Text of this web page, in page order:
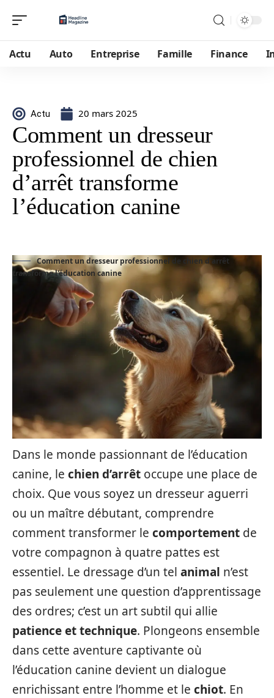
Actu Auto Entreprise Famille Finance
Actu 20 mars 2025
Comment un dresseur
professionnel de chien
d’arrêt transforme
l’éducation canine
Comment un dresseur professionnel de chien d'arrêt
transforme l'éducation canine
Dans le monde passionnant de l’éducation
canine, le chien d’arrêt occupe une place de
choix. Que vous soyez un dresseur aguerri
ou un maître débutant, comprendre
comment transformer le comportement de
votre compagnon à quatre pattes est
essentiel. Le dressage d’un tel animal n’est
pas seulement une question d’apprentissage
des ordres; c’est un art subtil qui allie
patience et technique. Plongeons ensemble
dans cette aventure captivante où
l’éducation canine devient un dialogue
enrichissant entre l’homme et le chiot. En